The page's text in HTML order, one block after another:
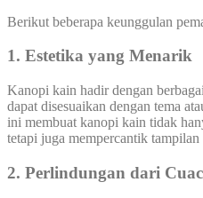
Berikut beberapa keunggulan
1. Estetika yang Menarik
Kanopi kain hadir dengan
dapat disesuaikan dengan tema
ini membuat kanopi kain tidak
tetapi juga mempercantik
2. Perlindungan dari